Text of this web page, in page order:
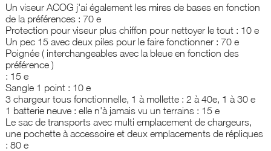
Un viseur ACOG j'ai également les mires de bases en fonction
de la préférences : 70 e
Protection pour viseur plus chiffon pour nettoyer le tout : 10 e
Un pec 15 avec deux piles pour le faire fonctionner : 70 e
Poignée ( interchangeables avec la bleue en fonction des
préférence )
: 15 e
Sangle 1 point : 10 e
3 chargeur tous fonctionnelle, 1 à mollette : 2 à 40e, 1 à 30 e
1 batterie neuve : elle n'à jamais vu un terrains : 15 e
Le sac de transports avec multi emplacement de chargeurs,
une pochette à accessoire et deux emplacements de répliques
: 80 e